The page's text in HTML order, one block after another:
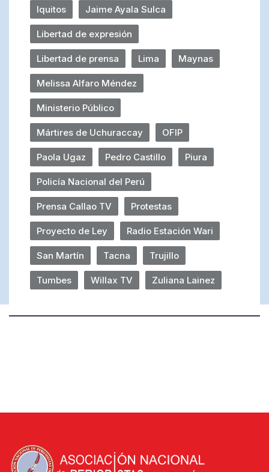
Iquitos Jaime Ayala Sulca
Libertad de expresión
Libertad de prensa Lima Maynas
Melissa Alfaro Méndez
Ministerio Público
Mártires de Uchuraccay OFIP
Paola Ugaz Pedro Castillo Piura
Policía Nacional del Perú
Prensa Callao TV Protestas
Proyecto de Ley Radio Estación Wari
San Martín Tacna Trujillo
Tumbes Willax TV Zuliana Lainez